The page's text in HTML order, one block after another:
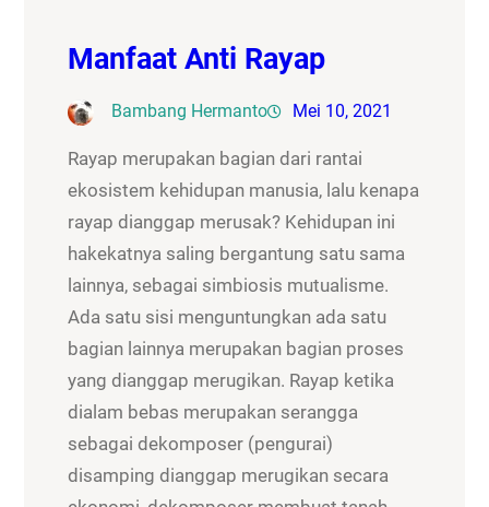
Manfaat Anti Rayap
Bambang Hermanto Mei 10, 2021
Rayap merupakan bagian dari rantai
ekosistem kehidupan manusia, lalu kenapa
rayap dianggap merusak? Kehidupan ini
hakekatnya saling bergantung satu sama
lainnya, sebagai simbiosis mutualisme.
Ada satu sisi menguntungkan ada satu
bagian lainnya merupakan bagian proses
yang dianggap merugikan. Rayap ketika
dialam bebas merupakan serangga
sebagai dekomposer (pengurai)
disamping dianggap merugikan secara